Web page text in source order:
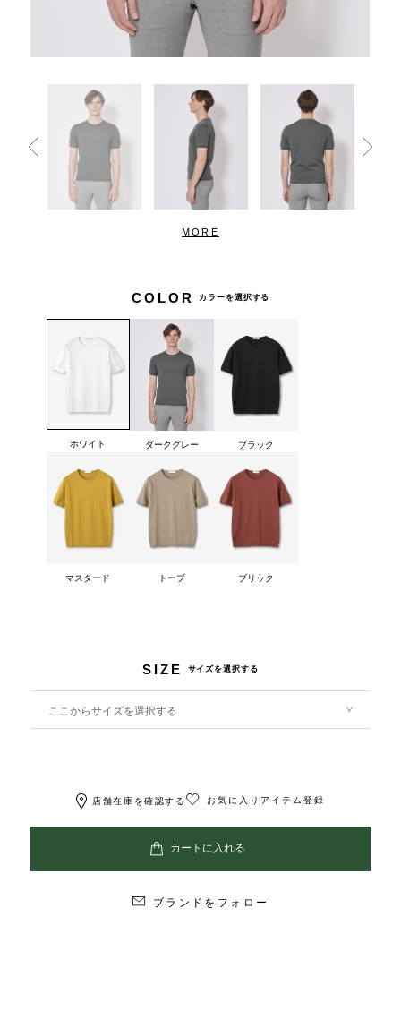
MORE
COLOR カラーを選択する
ホワイト ダークグレー ブラック
マスタード トープ ブリック
SIZE サイズを選択する
ここからサイズを選択する
店舗在庫を確認する お気に入りアイテム登録
ブランドをフォロー